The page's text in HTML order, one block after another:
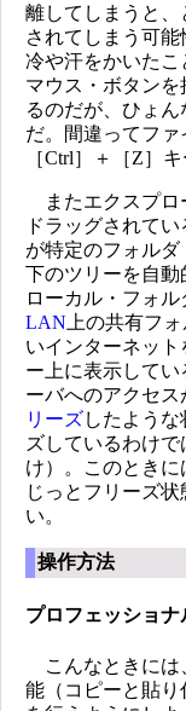
離してしまうと
されてしまう可
冷や汗をかいたこ
マウス・ボタン
るのだが、ひょ
だ。間違ってフ
［Ctrl］＋［Z］
またエクスプロ
ドラッグされて
が特定のフォル
下のツリーを自動
ローカル・フォ
LAN 上の共有フ
いインターネット
ー上に表示して
ーバへのアクセ
リーズしたよう
ズしているわけ
け）。このときに
じっとフリーズ
い。
操作方法
プロフェッショ
こんなときには
能（コピーと貼